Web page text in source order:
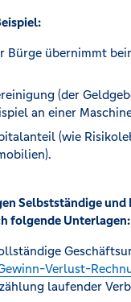
Bürge übernimmt
(der
an einer
(wie
Selbstständige
folgende Unterlagen:
Verlust-
laufender